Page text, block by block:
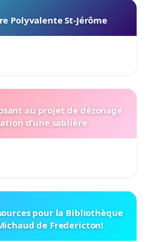
Polyvalente St-Jérôme
au projet de dézonage
d’une sablière
pour la Bibliothèque
de Fredericton!